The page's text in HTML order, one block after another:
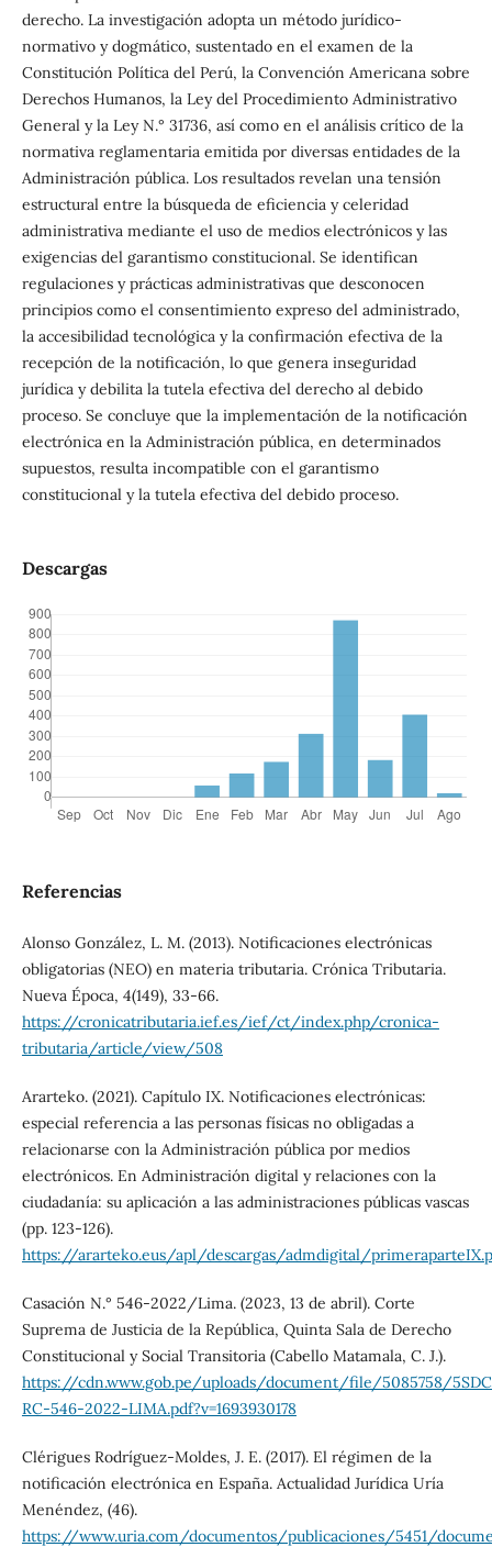
derecho. La investigación adopta un método jurídico-
normativo y dogmático, sustentado en el examen de la
Constitución Política del Perú, la Convención Americana sobre
Derechos Humanos, la Ley del Procedimiento Administrativo
General y la Ley N.° 31736, así como en el análisis crítico de la
normativa reglamentaria emitida por diversas entidades de la
Administración pública. Los resultados revelan una tensión
estructural entre la búsqueda de eficiencia y celeridad
administrativa mediante el uso de medios electrónicos y las
exigencias del garantismo constitucional. Se identifican
regulaciones y prácticas administrativas que desconocen
principios como el consentimiento expreso del administrado,
la accesibilidad tecnológica y la confirmación efectiva de la
recepción de la notificación, lo que genera inseguridad
jurídica y debilita la tutela efectiva del derecho al debido
proceso. Se concluye que la implementación de la notificación
electrónica en la Administración pública, en determinados
supuestos, resulta incompatible con el garantismo
constitucional y la tutela efectiva del debido proceso.
Descargas
Referencias
Alonso González, L. M. (2013). Notificaciones electrónicas
obligatorias (NEO) en materia tributaria. Crónica Tributaria.
Nueva Época, 4(149), 33-66.
https://cronicatributaria.ief.es/ief/ct/index.php/cronica-
tributaria/article/view/508
Ararteko. (2021). Capítulo IX. Notificaciones electrónicas:
especial referencia a las personas físicas no obligadas a
relacionarse con la Administración pública por medios
electrónicos. En Administración digital y relaciones con la
ciudadanía: su aplicación a las administraciones públicas vascas
(pp. 123-126).
https://ararteko.eus/apl/descargas/admdigital/
Casación N.° 546-2022/Lima. (2023, 13 de abril). Corte
Suprema de Justicia de la República, Quinta Sala de Derecho
Constitucional y Social Transitoria (Cabello Matamala, C. J.).
https://cdn.www.gob.pe/uploads/document/file/5085758/
RC-546-2022-LIMA.pdf?v=1693930178
Clérigues Rodríguez-Moldes, J. E. (2017). El régimen de la
notificación electrónica en España. Actualidad Jurídica Uría
Menéndez, (46).
https://www.uria.com/documentos/publicaciones/5451/